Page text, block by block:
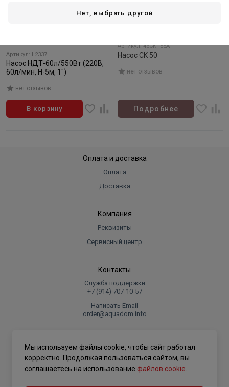
Артикул: L2337
Насос НДТ-60л/550Вт (220В,
60л/мин, Н-5м, 1")
нет отзывов
В корзину
Артикул: 46CKT55A
Насос CK 50
нет отзывов
Подробнее
Оплата и доставка
Оплата
Доставка
Компания
Реквизиты
Сервисный центр
Контакты
Служба поддержки
+7 (914) 707‑10‑57
Написать Email
order@aquadom.info
.
Нет, выбрать другой
Мы используем файлы cookie, чтобы сайт работал
корректно. Продолжая пользоваться сайтом, вы
соглашаетесь на использование файлов cookie